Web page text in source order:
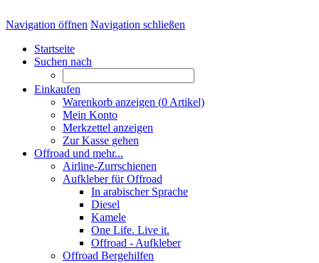
Navigation öffnen Navigation schließen
Startseite
Suchen nach
Einkaufen
Warenkorb anzeigen (0 Artikel)
Mein Konto
Merkzettel anzeigen
Zur Kasse gehen
Offroad und mehr...
Airline-Zurrschienen
Aufkleber für Offroad
In arabischer Sprache
Diesel
Kamele
One Life. Live it.
Offroad - Aufkleber
Offroad Bergehilfen